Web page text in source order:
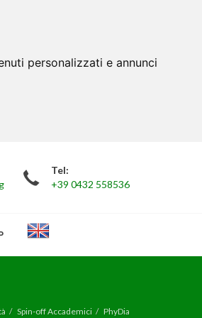
personalizzati e annunci
Tel:
+39 0432 558536
Spin-off Accademici PhyDia